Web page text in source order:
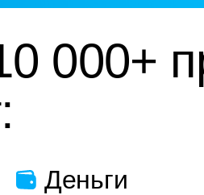
000+
Деньги